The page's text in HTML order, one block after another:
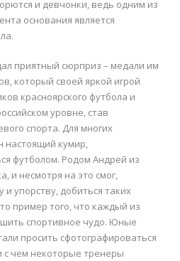
и девчонки, ведь одним из
основания является
приятный сюрприз – медали им
который своей яркой игрой
красноярского футбола и
уровне, став
спорта. Для многих
настоящий кумир,
футболом. Родом Андрей из
и несмотря на это смог,
и упорству, добиться таких
пример того, что каждый из
спортивное чудо. Юные
просить сфотографироваться
с чем некоторые тренеры